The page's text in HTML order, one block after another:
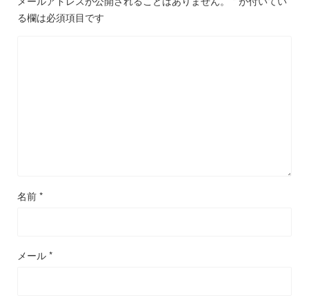
る欄は必須項目です
名前 *
メール *